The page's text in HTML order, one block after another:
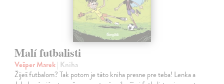
Malí futbalisti
Vešper Marek| Kniha
Žiješ futbalom? Tak potom je táto kniha presne pre teba! Lenka a